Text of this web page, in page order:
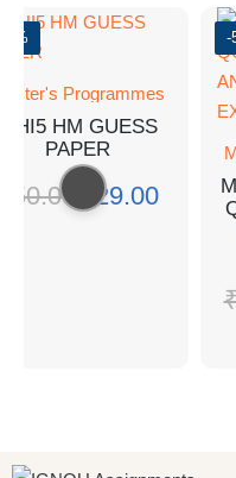
Master's Programmes
MER-3 IMPORTANT
QUESTIONS WITH
49.00